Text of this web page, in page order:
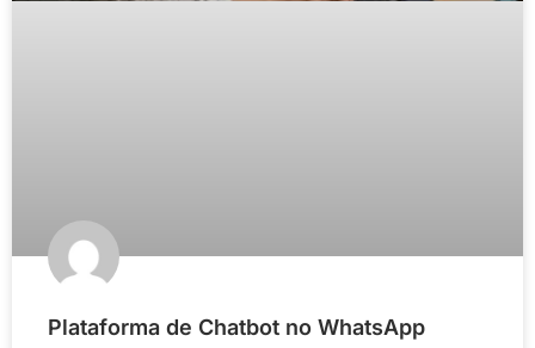
Plataforma de Chatbot no WhatsApp